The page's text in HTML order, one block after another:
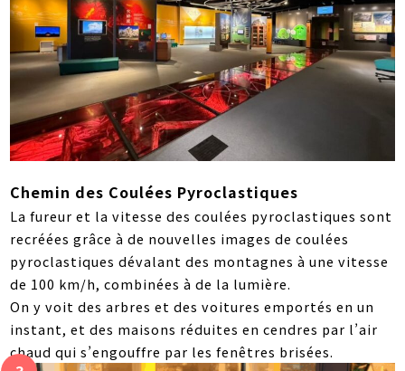
Chemin des Coulées Pyroclastiques
La fureur et la vitesse des coulées pyroclastiques sont
recréées grâce à de nouvelles images de coulées
pyroclastiques dévalant des montagnes à une vitesse
de 100 km/h, combinées à de la lumière.
On y voit des arbres et des voitures emportés en un
instant, et des maisons réduites en cendres par l’air
chaud qui s’engouffre par les fenêtres brisées.